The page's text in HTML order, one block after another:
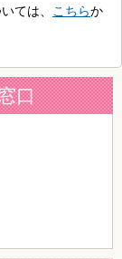
ては、 こちらか
口